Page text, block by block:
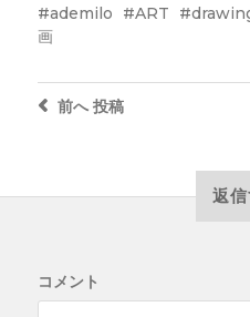
ademilo
ART
画
前へ投稿
返
コメント